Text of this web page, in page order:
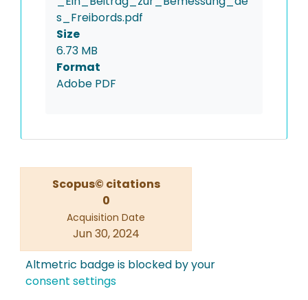
s_Freibords.pdf
Size
6.73 MB
Format
Adobe PDF
Scopus© citations
0
Acquisition Date
Jun 30, 2024
Altmetric badge is blocked by your
consent settings